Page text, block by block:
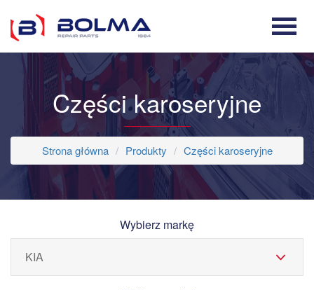
Części karoseryjne
Strona główna Produkty Części karoseryjne
Wybierz markę